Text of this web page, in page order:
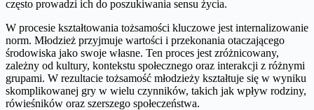
często prowadzi ich do poszukiwania sensu życia.
W procesie kształtowania tożsamości kluczowe jest internalizowanie
norm. Młodzież przyjmuje wartości i przekonania otaczającego
środowiska jako swoje własne. Ten proces jest zróżnicowany,
zależny od kultury, kontekstu społecznego oraz interakcji z różnymi
grupami. W rezultacie tożsamość młodzieży kształtuje się w wyniku
skomplikowanej gry w wielu czynników, takich jak wpływ rodziny,
rówieśników oraz szerszego społeczeństwa.